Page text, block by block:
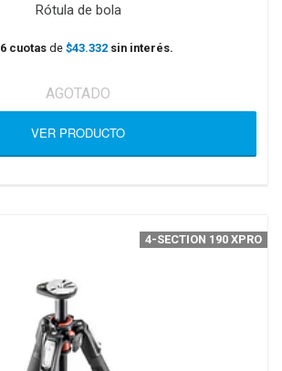
Rótula de bola
6 cuotas de $43.332 sin interés.
AGOTADO
VER PRODUCTO
4-SECTION 190 XPRO